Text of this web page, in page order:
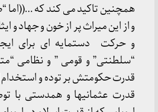
همچنین تاکید می کند که …((اما
و از این میراث پر از خون و جهاد و
و حرکت دستمایه ای برای
“سلطنتی” و قومی ” و نظامی
قدرت حکومتش بر توده و استخدام
قدرت عثمانیها و همدستی با